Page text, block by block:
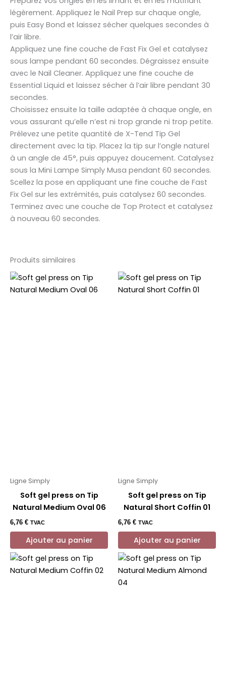
légèrement. Appliquez le Nail Prep sur chaque ongle,
puis Easy Bond et laissez sécher quelques secondes à
l’air libre.
Appliquez une fine couche de Fast Fix Gel et catalysez
sous lampe pendant 60 secondes. Dégraissez ensuite
avec le Nail Cleaner. Appliquez une fine couche de
Essential Liquid et laissez sécher à l’air libre pendant 30
secondes.
Choisissez ensuite la taille adaptée à chaque ongle, en
vous assurant qu’elle n’est ni trop grande ni trop petite.
Prélevez une petite quantité de X-Tend Tip Gel
directement avec la tip. Placez la tip sur l’ongle naturel
à un angle de 45°, puis appuyez doucement. Catalysez
sous la Mini Lampe Simply Musa pendant 60 secondes.
Scellez la pose en appliquant une fine couche de Fast
Fix Gel sur les extrémités, puis catalysez 60 secondes.
Terminez avec une couche de Top Protect et catalysez
à nouveau 60 secondes.
Produits similaires
Ligne Simply
Soft gel press on Tip
Natural Medium Oval 06
6,76 € TVAC
Ajouter au panier
Ligne Simply
Soft gel press on Tip
Natural Short Coffin 01
6,76 € TVAC
Ajouter au panier